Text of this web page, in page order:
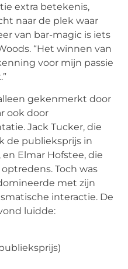
extra betekenis,
naar de plek waar
van bar-magic is iets
“Het winnen van
voor mijn passie
gekenmerkt door
ook door
Jack Tucker, die
de publieksprijs in
Elmar Hofstee, die
Toch was
met zijn
interactie. De
luidde: